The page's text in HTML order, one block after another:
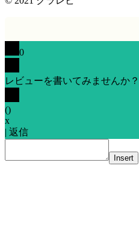
0
レビューを書いてみませんか
()
x
| 返信
Insert